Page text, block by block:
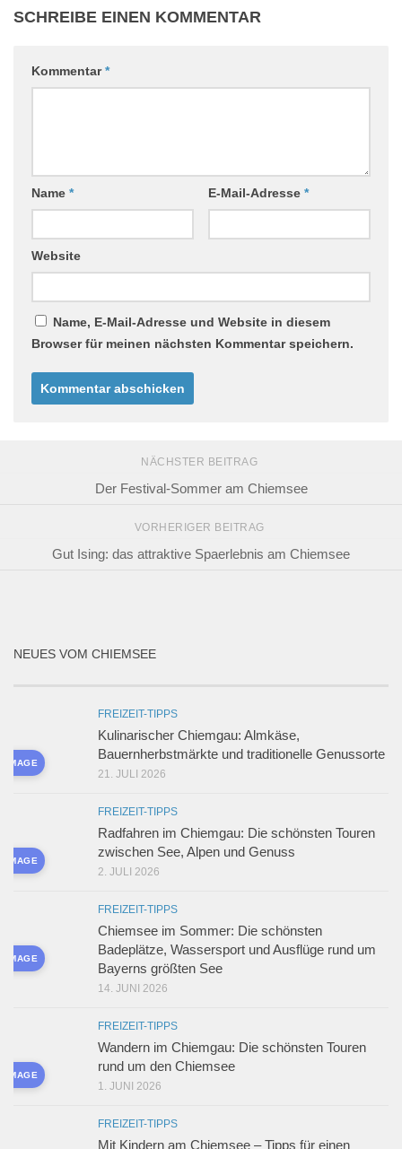
SCHREIBE EINEN KOMMENTAR
Kommentar*
Name * E-Mail-Adresse *
Website
Name, E-Mail-Adresse und Website in diesem
Browser für meinen nächsten Kommentar speichern.
NÄCHSTER BEITRAG
Der Festival-Sommer am Chiemsee
VORHERIGER BEITRAG
Gut Ising: das attraktive Spaerlebnis am Chiemsee
NEUES VOM CHIEMSEE
IMAGE
FREIZEIT-TIPPS
Kulinarischer Chiemgau: Almkäse,
Bauernherbstmärkte und traditionelle Genussorte
21. JULI 2026
IMAGE
FREIZEIT-TIPPS
Radfahren im Chiemgau: Die schönsten Touren
zwischen See, Alpen und Genuss
2. JULI 2026
IMAGE
FREIZEIT-TIPPS
Chiemsee im Sommer: Die schönsten
Badeplätze, Wassersport und Ausflüge rund um
Bayerns größten See
14. JUNI 2026
IMAGE
FREIZEIT-TIPPS
Wandern im Chiemgau: Die schönsten Touren
rund um den Chiemsee
1. JUNI 2026
FREIZEIT-TIPPS
Mit Kindern am Chiemsee – Tipps für einen